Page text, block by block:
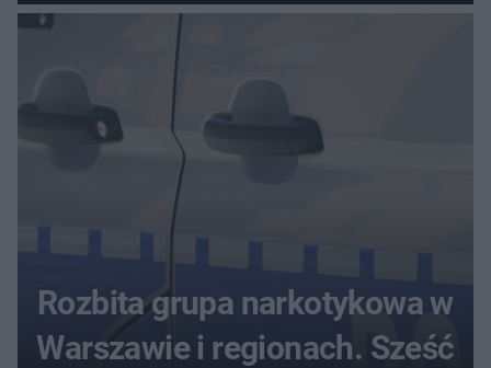
seniora
Rozbita grupa narkotykowa w
Warszawie i regionach. Sześć